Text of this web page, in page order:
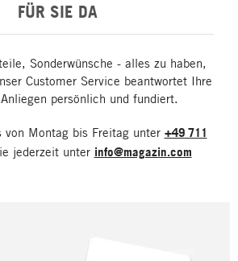
FÜR SIE DA
Sonderwünsche - alles zu haben,
Customer Service beantwortet Ihre
persönlich und fundiert.
von Montag bis Freitag unter +49 711
jederzeit unter info@magazin.com